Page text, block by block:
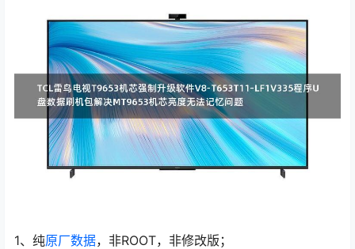
1、纯原厂数据，非ROOT，非修改版；